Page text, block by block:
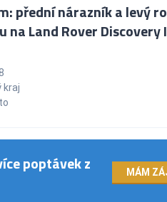
přední nárazník a levý
na Land Rover Discovery
kraj
poptávek z
MÁM